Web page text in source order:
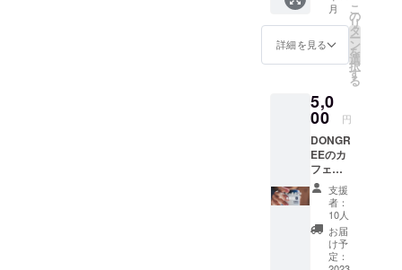
さい。
※原材料
及び添
お届け
商品の
ラベル
に表記
されま
す。 商
品開封
前には
必ずお
届けの
リター
ンに貼
時に複
数人で
のご使
用も可)
提供内
モーニ
ング
セット
(ホット
サンド
イッチ
or トー
スト・
サラ
ダ・デ
ザー
ト・ド
月
詳細を見る
こ
の
リ
タ
ー
ン
を
選
択
す
る
5,0
00 円
DONGR
EEのカ
フェ店
内やテ
イクア
ウトで
お使い
いただ
ける
支援
者：
10人
お届
け予
定：